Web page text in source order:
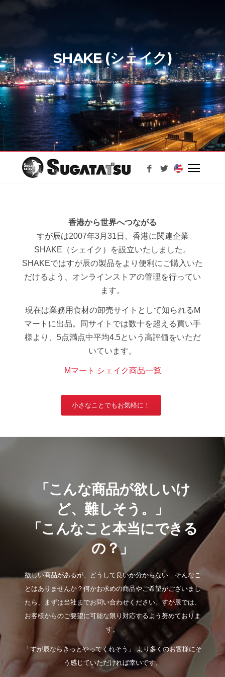
SHAKE (シェイク)
香港から世界へつながる
すが辰は2007年3月31日、香港に関連企業
SHAKE（シェイク）を設立いたしました。
SHAKEではすが辰の製品をより便利にご購入いた
だけるよう、オンラインストアの管理を行ってい
ます。
現在は業務用食材の卸売サイトとして知られるM
マートに出品。同サイトでは数十を超える買い手
様より、5点満点中平均4.5という高評価をいただ
いています。
Mマート シェイク商品一覧
小さなことでもお気軽に！
「こんな商品が欲しいけ
ど、難しそう。」
「こんなこと本当にできる
の？」
欲しい商品があるが、どうして良いか分からない…そんなこ
とはありませんか？何かお求めの商品やご希望がございまし
たら、まずは当社までお問い合わせください。すが辰では、
お客様からのご要望に可能な限り対応するよう努めておりま
す。
「すが辰ならきっとやってくれそう」 より多くのお客様にそ
う感じていただければ幸いです。